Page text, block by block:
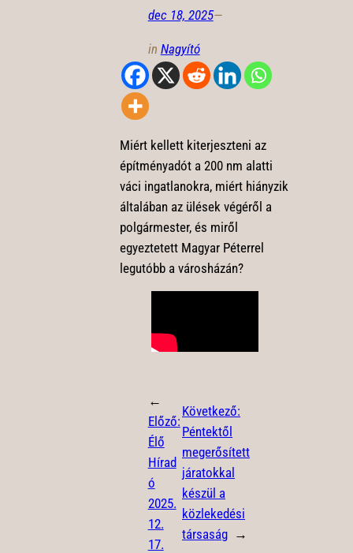
dec 18, 2025—
in Nagyító
Miért kellett kiterjeszteni az
építményadót a 200 nm alatti
váci ingatlanokra, miért hiányzik
általában az ülések végéről a
polgármester, és miről
egyeztetett Magyar Péterrel
legutóbb a városházán?
←
Előző:
Élő
Hírad
ó
2025.
12.
17.
Következő:
Péntektől
megerősített
járatokkal
készül a
közlekedési
társaság →